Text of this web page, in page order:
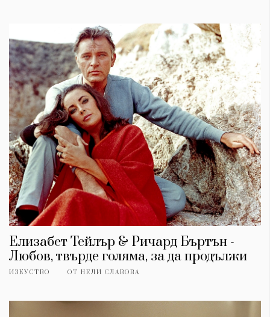
Елизабет Тейлър & Ричард Бъртън -
Любов, твърде голяма, за да продължи
ИЗКУСТВО ОТ НЕЛИ СЛАВОВА
КАТЕГОРИИ
Wine&Dine
Изкуство
ЗА НАС
Условия за
Политика за